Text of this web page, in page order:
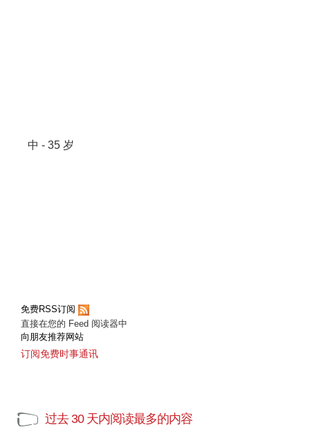
中 - 35 岁
免费RSS订阅
直接在您的 Feed 阅读器中
向朋友推荐网站
订阅免费时事通讯
过去 30 天内阅读最多的内容